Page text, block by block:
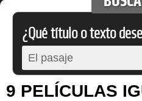
¿Qué título o texto
9 PELÍCULAS